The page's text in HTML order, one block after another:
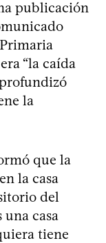
publicación
“la caída
la
que la
la casa
del
casa
tiene